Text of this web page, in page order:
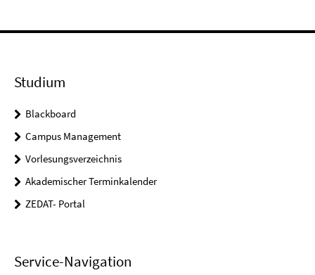
Studium
Blackboard
Campus Management
Vorlesungsverzeichnis
Akademischer Terminkalender
ZEDAT- Portal
Service-Navigation